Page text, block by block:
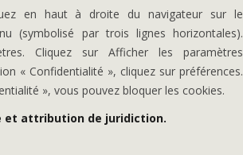
en haut à droite du navigateur sur le
(symbolisé par trois lignes horizontales).
Cliquez sur Afficher les paramètres
« Confidentialité », cliquez sur préférences.
», vous pouvez bloquer les cookies.
et attribution de juridiction.